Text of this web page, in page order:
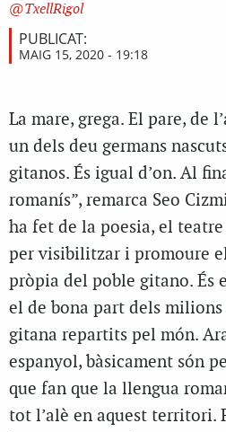
TxellRigol
PUBLICAT:
MAIG 15, 2020 - 19:18
La mare, grega. El pare, de
un dels deu germans
gitanos. És igual d’on. Al
romanís”, remarca Seo
ha fet de la poesia, el
per visibilitzar i promoure
pròpia del poble gitano. És
el de bona part dels milions
gitana repartits pel món.
espanyol, bàsicament són
que fan que la llengua
tot l’alè en aquest territori.